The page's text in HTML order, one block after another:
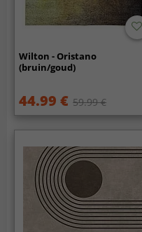
Wilton - Oristano
(bruin/goud)
44.99 € 59.99 €